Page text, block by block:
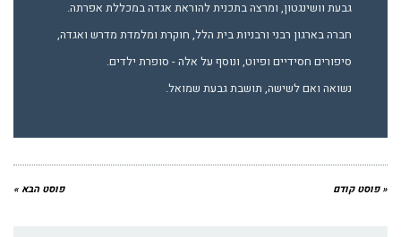
גבעת וושינגטון, ומרצה בתכנית להוראת אגדה במכללת אפרתה.
חברה בארגון רבני ורבניות בית הלל, חוקרת ומלמדת מדרש ואגדה,
סיפורים חסידיים ופיוט, ונוסף על אלה - סופרת ילדים.
נשואה ואם לשישה, תושבת גבעת שמואל.
« פוסט קודם פוסט הבא »